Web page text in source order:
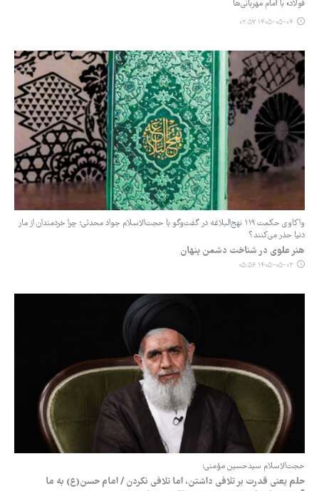
فولاد» با امام مهربانی‌ها
۱۴۰۵-۰۵-۰۴ ۰۲:۵۷
واکاوی حکمت ۱۱۹ نهج‌البلاغه در گفت‌وگو با حجت‌الاسلام جواد محدثی؛ چرا خردمندان از مار
دنیا حذر می‌کنند؟
هنر علوی در شناخت دشمن پنهان
۱۴۰۵-۰۵-۰۳ ۰۵:۵۶
حجت‌الاسلام سیدحسین مؤمنی:
حلم یعنی قدرت بر تلافی داشتن، اما تلافی نکردن / امام حسن(ع) به ما